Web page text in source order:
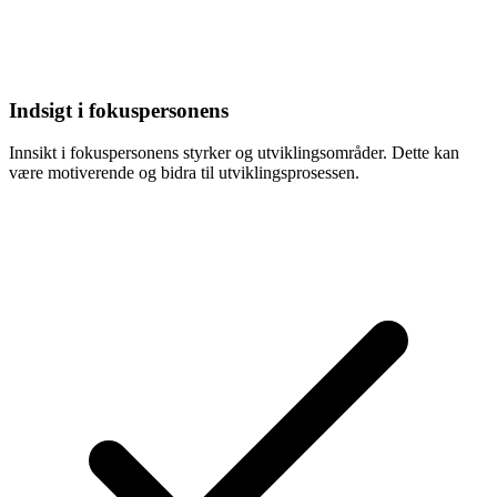
Indsigt i fokuspersonens
Innsikt i fokuspersonens styrker og utviklingsområder. Dette kan
være motiverende og bidra til utviklingsprosessen.